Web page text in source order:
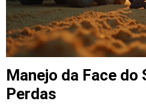
Manejo da Face do
Perdas